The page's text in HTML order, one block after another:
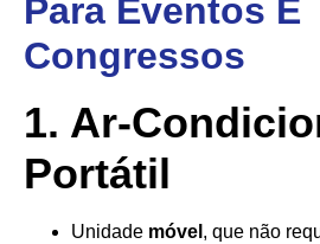
Para Eventos E
Congressos
1. Ar-
Portátil
Unidade móvel , que não